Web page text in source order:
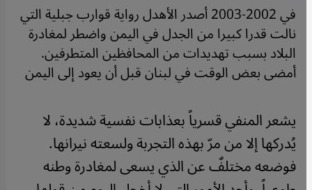
في 2002-2003 أصدر الأهدل رواية قوارب جبلية التي
نالت قدرا كبيرا من الجدل في اليمن واضطر لمغادرة
البلاد بسبب تهديدات من المحافظين المتطرفين.
أمضى بعض الوقت في لبنان قبل أن يعود إلى اليمن
يشعر المنفي قسرياً بعذابات نفسية شديدة، لا
يُدركها إلا من مرّ بهذه التجربة ولسعته نيرانها.
فوضعه مختلفٌ عن الذي يسعى لمغادرة وطنه